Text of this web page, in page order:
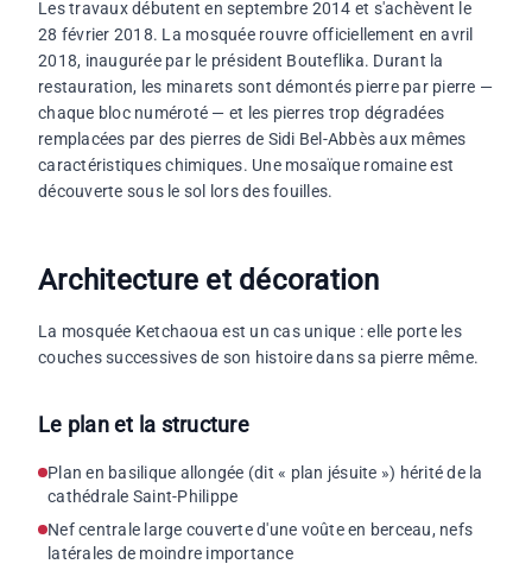
Les travaux débutent en septembre 2014 et s'achèvent le
28 février 2018. La mosquée rouvre officiellement en avril
2018, inaugurée par le président Bouteflika. Durant la
restauration, les minarets sont démontés pierre par pierre —
chaque bloc numéroté — et les pierres trop dégradées
remplacées par des pierres de Sidi Bel-Abbès aux mêmes
caractéristiques chimiques. Une mosaïque romaine est
découverte sous le sol lors des fouilles.
Architecture et décoration
La mosquée Ketchaoua est un cas unique : elle porte les
couches successives de son histoire dans sa pierre même.
Le plan et la structure
Plan en basilique allongée (dit « plan jésuite ») hérité de la
cathédrale Saint-Philippe
Nef centrale large couverte d'une voûte en berceau, nefs
latérales de moindre importance